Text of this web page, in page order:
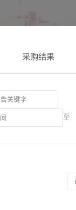
采购结果
至